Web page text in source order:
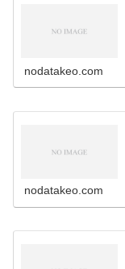
nodatakeo.com
nodatakeo.com